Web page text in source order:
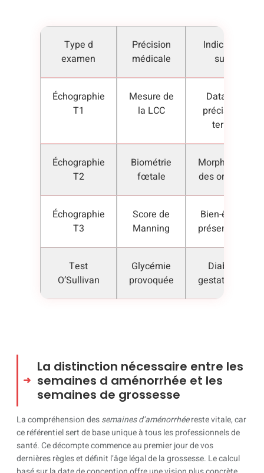
Type d
examen
Précision
médicale
Indicateur
suivi
Échographie
T1
Mesure de
la LCC
Datation
précise du
terme
Échographie
T2
Biométrie
fœtale
Morphologie
des organes
Échographie
T3
Score de
Manning
Bien-être et
présentation
Test
O’Sullivan
Glycémie
provoquée
Diabète
gestationnel
La distinction nécessaire entre les
semaines d aménorrhée et les
semaines de grossesse
La compréhension dessemaines d’aménorrhéereste vitale, car
ce référentiel sert de base unique à tous les professionnels de
santé. Ce décompte commence au premier jour de vos
dernières règles et définit l’âge légal de la grossesse. Le calcul